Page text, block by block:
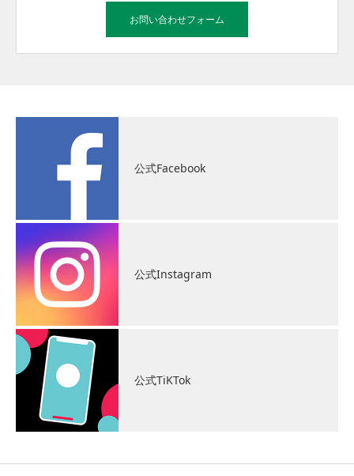
お問い合わせフォーム
公式Facebook
公式Instagram
公式TiKTok